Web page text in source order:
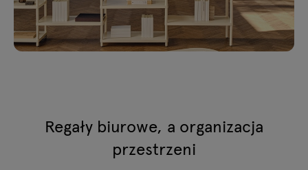
Regały biurowe, a organizacja
przestrzeni